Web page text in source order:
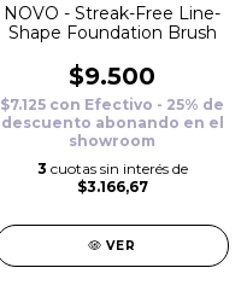
NOVO - Streak-Free Line-
Shape Foundation Brush
$9.500
$7.125 con Efectivo - 25% de
descuento abonando en el
showroom
3 cuotas sin interés de
$3.166,67
VER